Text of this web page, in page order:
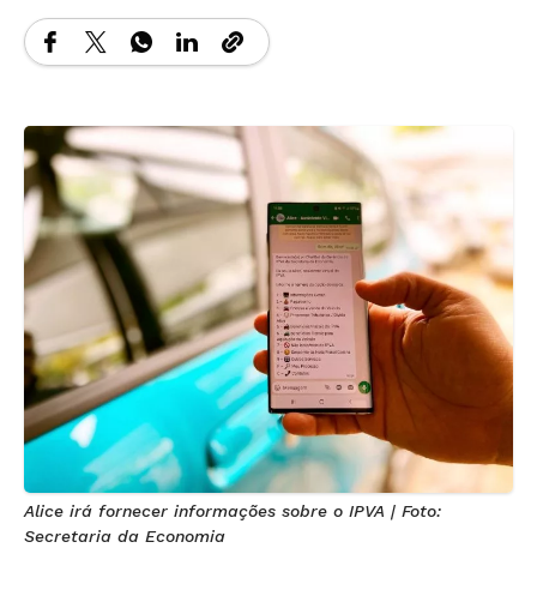
Alice irá fornecer informações sobre o IPVA | Foto:
Secretaria da Economia